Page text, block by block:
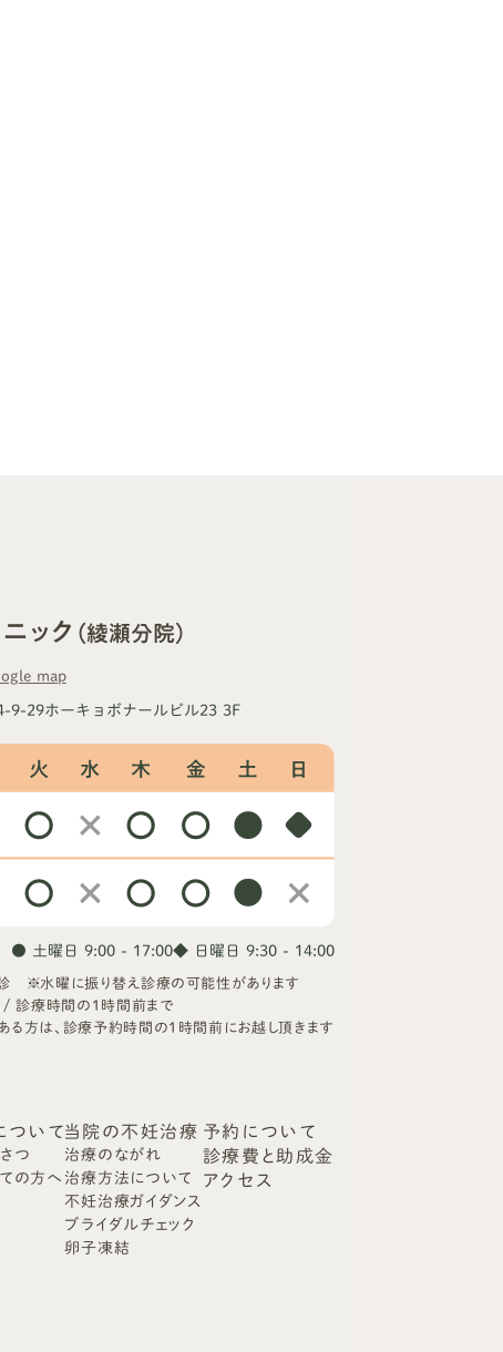
ック （綾瀬分院）
map
9-29ホーキョボナールビル23 3F
● 土曜日 9:00 - 17:00◆ 日曜日 9:30 - 14:00
※水曜に振り替え診療の可能性があります
/ 診療時間の1時間前まで
る方は、診療予約時間の1時間前にお越し頂きます
ついて
つ
の方へ
当院の不妊治療
治療のながれ
治療方法について
不妊治療ガイダンス
ブライダルチェック
卵子凍結
予約について
診療費と助成金
アクセス